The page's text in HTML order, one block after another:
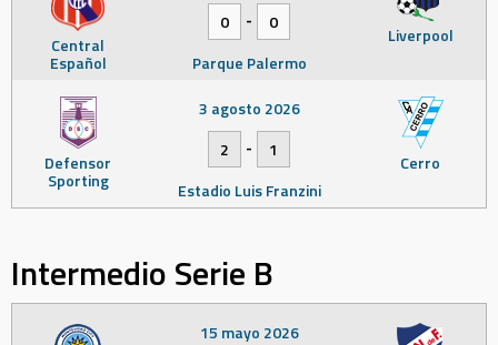
Central
Español
Liverpool
0
-
0
Parque Palermo
Defensor
Sporting
Cerro
3 agosto 2026
2
-
1
Estadio Luis Franzini
Intermedio Serie B
15 mayo 2026